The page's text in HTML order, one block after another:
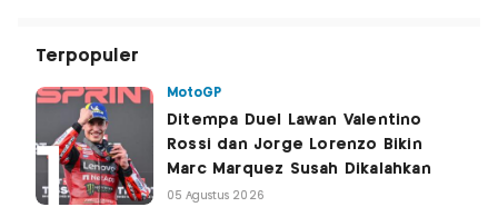
Terpopuler
MotoGP
Ditempa Duel Lawan Valentino
Rossi dan Jorge Lorenzo Bikin
Marc Marquez Susah Dikalahkan
05 Agustus 2026